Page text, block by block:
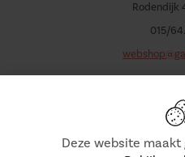
Rodendijk
015/
Deze website maakt